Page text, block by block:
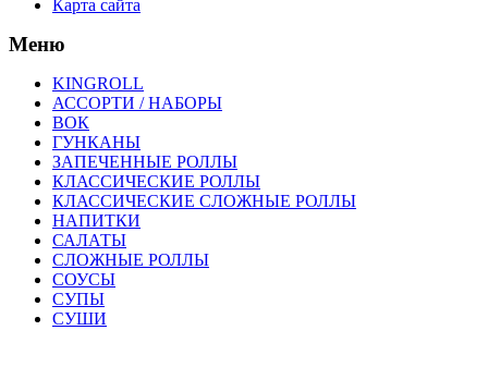
Карта сайта
Меню
KINGROLL
АССОРТИ / НАБОРЫ
ВОК
ГУНКАНЫ
ЗАПЕЧЕННЫЕ РОЛЛЫ
КЛАССИЧЕСКИЕ РОЛЛЫ
КЛАССИЧЕСКИЕ СЛОЖНЫЕ РОЛЛЫ
НАПИТКИ
САЛАТЫ
СЛОЖНЫЕ РОЛЛЫ
СОУСЫ
СУПЫ
СУШИ